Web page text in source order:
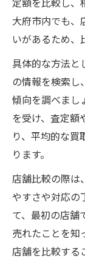
大府市内でも、
いがあるため、
具体的な方法と
の情報を検索し
傾向を調べまし
を受け、査定額
り、平均的な
ります。
店舗比較の際は
やすさや対応の
て、最初の店舗
売れたことを知
店舗を比較する